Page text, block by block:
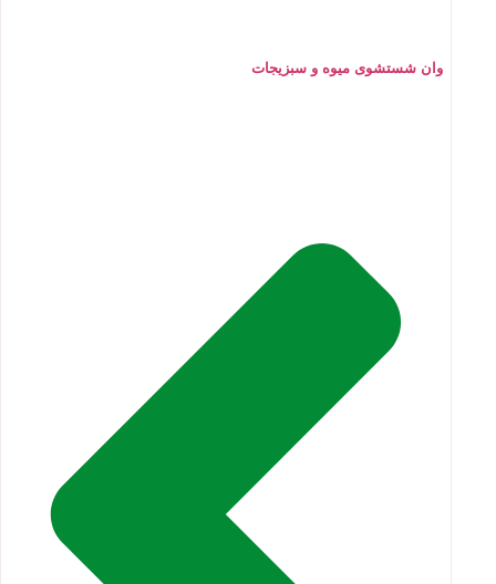
وان شستشوی میوه و سبزیجات